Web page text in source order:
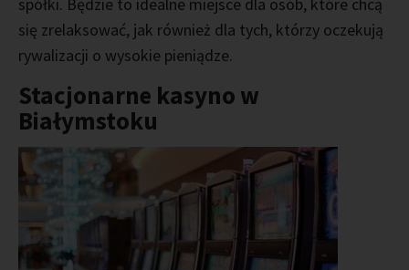
się zrelaksować, jak również dla tych, którzy oczekują
rywalizacji o wysokie pieniądze.
Stacjonarne kasyno w
Białymstoku